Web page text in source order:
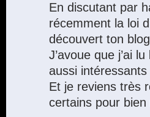
En discutant par
récemment la loi
découvert ton
J’avoue que j’ai
aussi
Et je reviens très
certains pour bien